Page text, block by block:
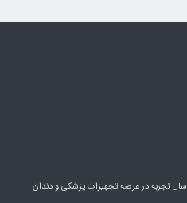
شرکت سامانه سلامت رابین سان با بیش از 12 سال تجربه در عرصه تجهیزات پزشکی و دندان